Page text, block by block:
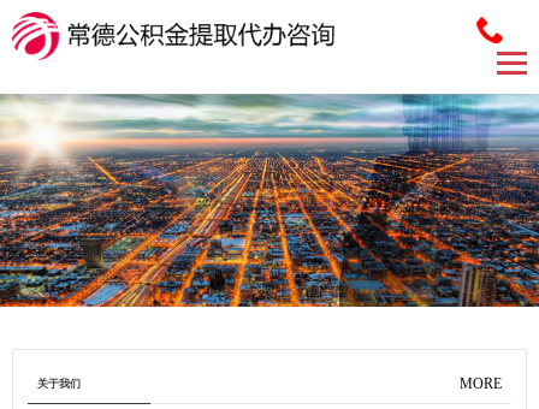
MORE
关于我们